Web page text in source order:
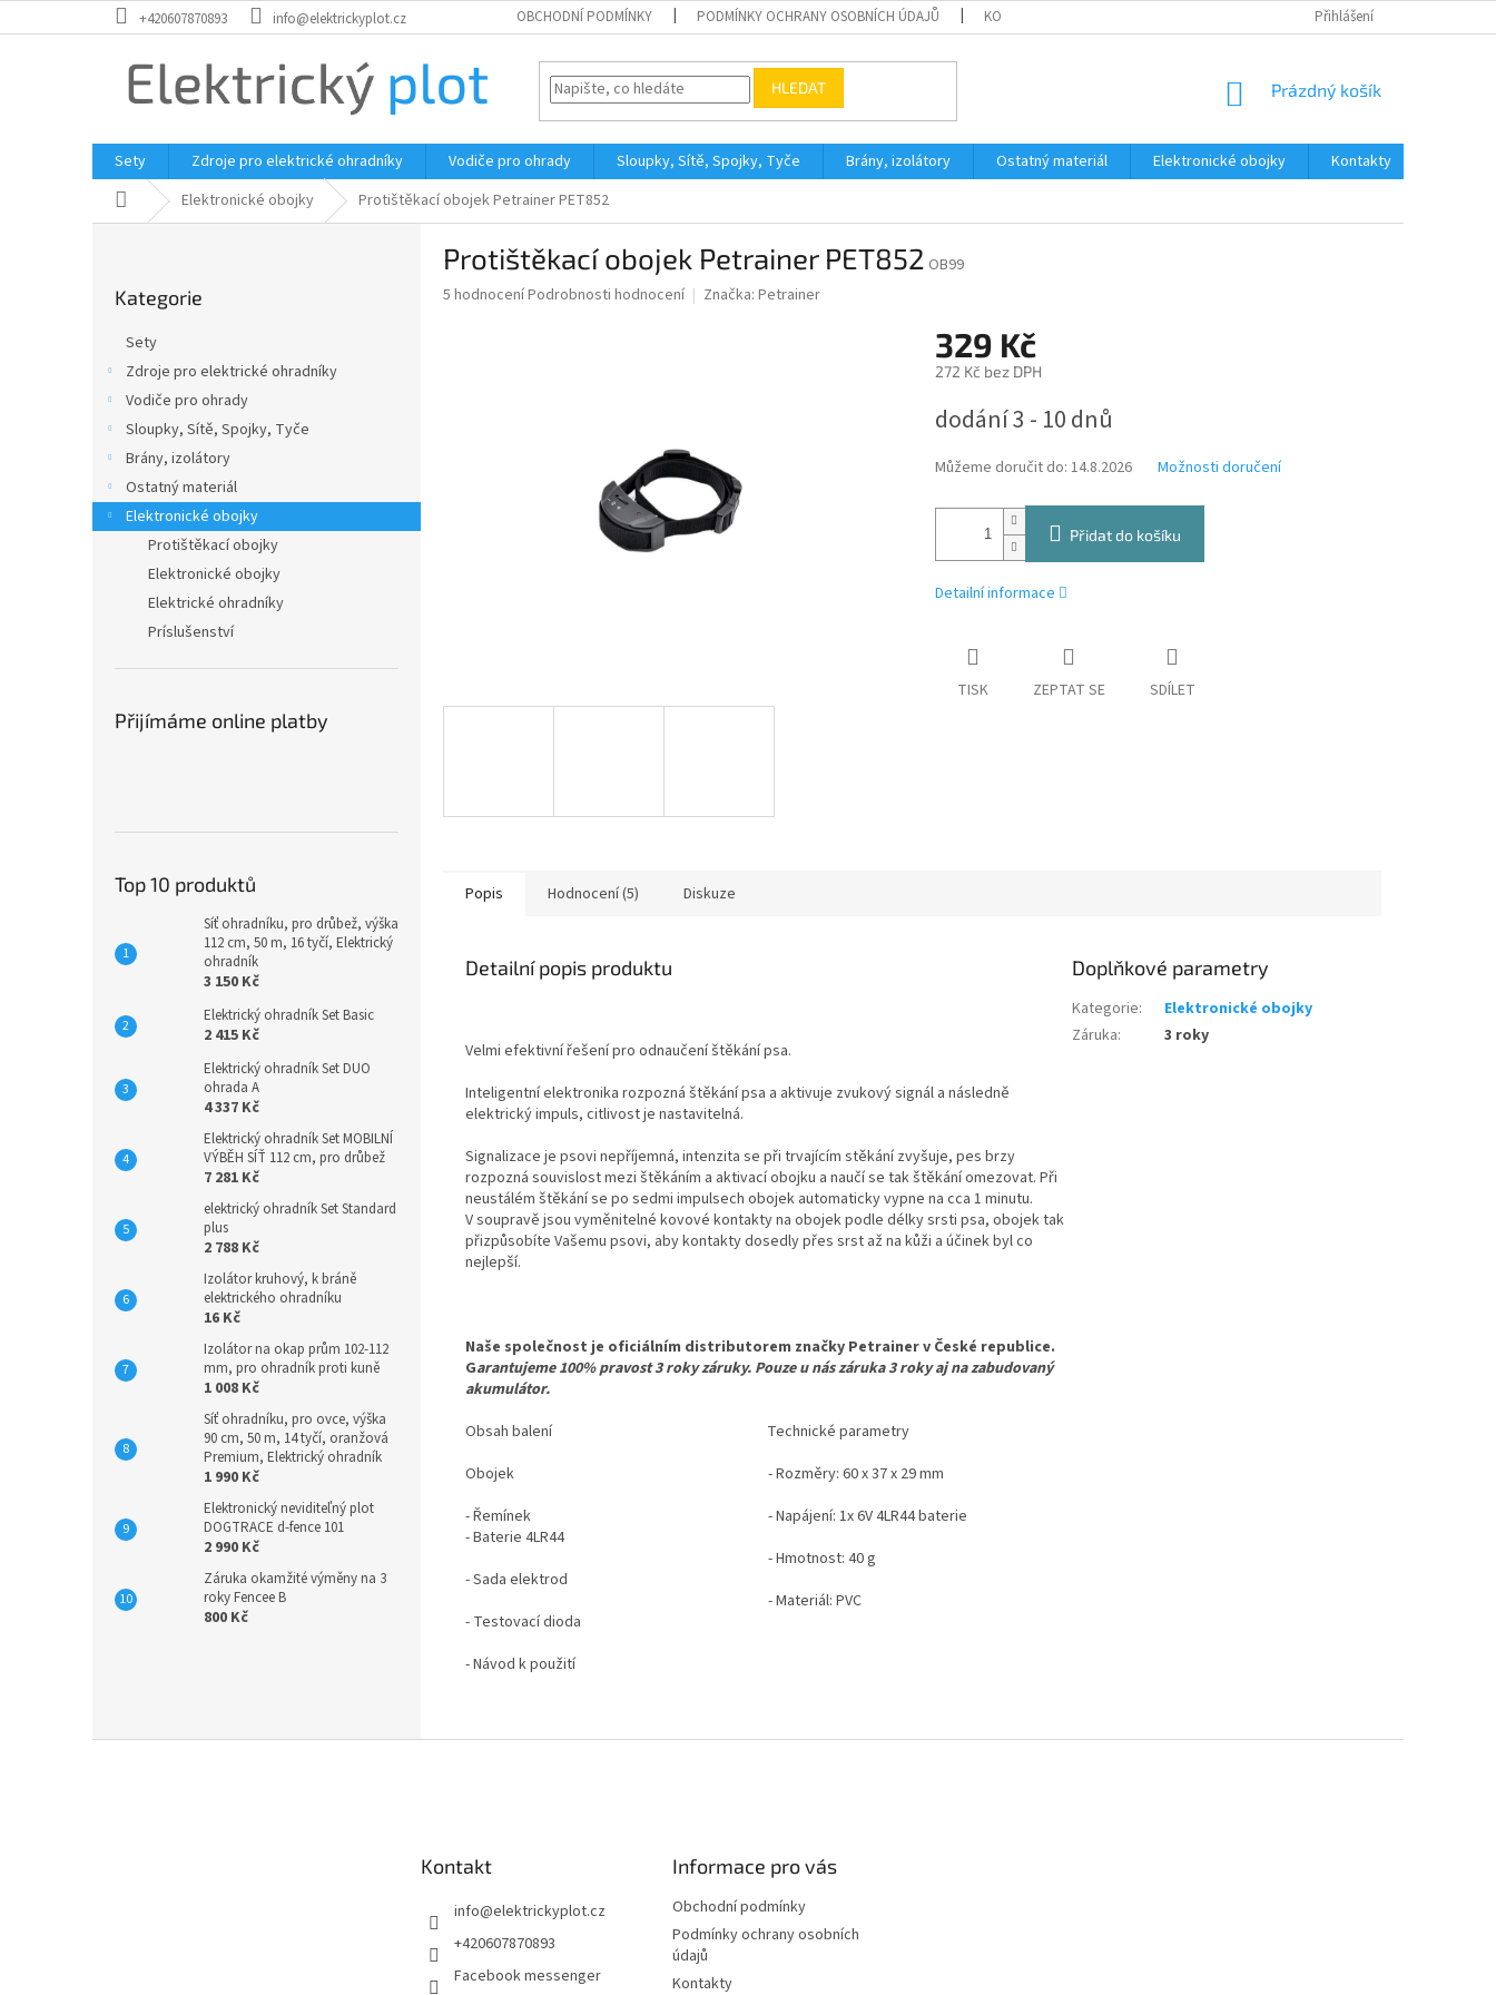
na
+420607870893 info@elektrickyplot.cz OBCHODNÍ PODMÍNKY PODMÍNKY OCHRANY OSOBNÍCH ÚDAJŮ KONTAKTY Přihlášení
HLEDAT
NÁKUPNÍ
Prázdný košík
Sety Zdroje pro elektrické ohradníky Vodiče pro ohrady Sloupky, Sítě, Spojky, Tyče Brány, izolátory Ostatný materiál Elektronické obojky Kontakty
Domů Elektronické obojky Protištěkací obojek Petrainer PET852
n
e
kategorie
Kategorie
Sety
Zdroje pro elektrické ohradníky
Vodiče pro ohrady
Sloupky, Sítě, Spojky, Tyče
Brány, izolátory
Ostatný materiál
Elektronické obojky
Protištěkací obojky
Elektronické obojky
Elektrické ohradníky
Príslušenství
Přijímáme online platby
Top 10 produktů
Síť ohradníku, pro drůbež, výška
112 cm, 50 m, 16 tyčí, Elektrický
ohradník
3 150 Kč
Elektrický ohradník Set Basic
2 415 Kč
Elektrický ohradník Set DUO
ohrada A
4 337 Kč
Elektrický ohradník Set MOBILNÍ
VÝBĚH SÍŤ 112 cm, pro drůbež
7 281 Kč
elektrický ohradník Set Standard
plus
2 788 Kč
Izolátor kruhový, k bráně
elektrického ohradníku
16 Kč
Izolátor na okap prům 102-112
mm, pro ohradník proti kuně
1 008 Kč
Síť ohradníku, pro ovce, výška
90 cm, 50 m, 14 tyčí, oranžová
Premium, Elektrický ohradník
1 990 Kč
Elektronický neviditeľný plot
DOGTRACE d-fence 101
2 990 Kč
Záruka okamžité výměny na 3
roky Fencee B
800 Kč
Protištěkací obojek Petrainer PET852 OB99
Průměrné
5 hodnoceníPodrobnosti hodnocení Značka: Petrainer
329 Kč
272 Kč bez DPH
cena:
dodání 3 - 10 dnů
Můžeme doručit do: 14.8.2026 Možnosti doručení
Přidat do košíku
Detailní informace
TISK ZEPTAT SE SDÍLET
Popis Hodnocení (5) Diskuze
Detailní popis produktu
Velmi efektivní řešení pro odnaučení štěkání psa.
Inteligentní elektronika rozpozná štěkání psa a aktivuje zvukový signál a následně
elektrický impuls, citlivost je nastavitelná.
Signalizace je psovi nepříjemná, intenzita se při trvajícím stěkání zvyšuje, pes brzy
rozpozná souvislost mezi štěkáním a aktivací obojku a naučí se tak štěkání omezovat. Při
neustálém štěkání se po sedmi impulsech obojek automaticky vypne na cca 1 minutu.
V soupravě jsou vyměnitelné kovové kontakty na obojek podle délky srsti psa, obojek tak
přizpůsobíte Vašemu psovi, aby kontakty dosedly přes srst až na kůži a účinek byl co
nejlepší.
Naše společnost je oficiálním distributorem značky Petrainer v České republice.
Garantujeme 100% pravost 3 roky záruky. Pouze u nás záruka 3 roky aj na zabudovaný
akumulátor.
Obsah balení
Technické parametry
Obojek
- Řemínek
- Baterie 4LR44
- Sada elektrod
- Testovací dioda
- Návod k použití
- Rozměry: 60 x 37 x 29 mm
- Napájení: 1x 6V 4LR44 baterie
- Hmotnost: 40 g
- Materiál: PVC
Doplňkové parametry
Kategorie:
Elektronické obojky
Záruka: 3 roky
Kontakt
info@elektrickyplot.cz
+420607870893
Facebook messenger
Informace pro vás
Obchodní podmínky
Podmínky ochrany osobních
údajů
Kontakty